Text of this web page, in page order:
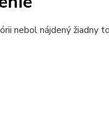
nebol nájdený žiadny